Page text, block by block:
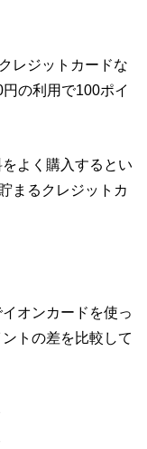
レジットカードな
の利用で100ポイ
よく購入するとい
まるクレジットカ
オンカードを使っ
トの差を比較して